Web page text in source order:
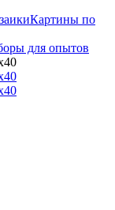
Картины по
для опытов